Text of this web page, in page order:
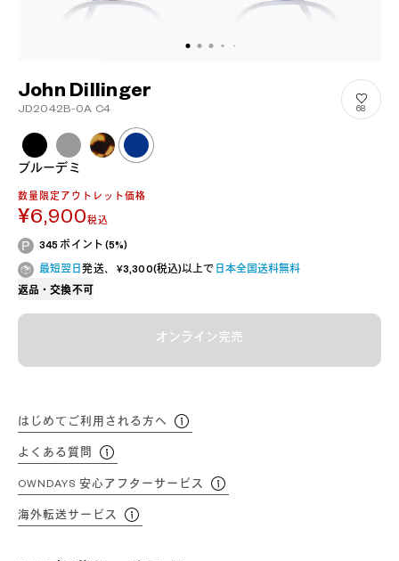
John Dillinger
JD2042B-0A C4 68
ブルーデミ
数量限定アウトレット価格
¥6,900 税込
345 ポイント (5%)
最短翌日発送、 ¥3,300(税込)以上で 日本全国送料無料
返品・交換不可
オンライン完売
はじめてご利用される方へ
よくある質問
OWNDAYS 安心アフターサービス
海外転送サービス